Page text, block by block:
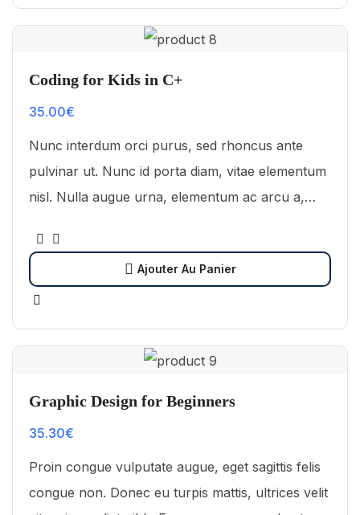
Coding for Kids in C+
35.00€
Nunc interdum orci purus, sed rhoncus ante
pulvinar ut. Nunc id porta diam, vitae elementum
nisl. Nulla augue urna, elementum ac arcu a,
Ajouter Au Panier
Graphic Design for Beginners
35.30€
Proin congue vulputate augue, eget sagittis felis
congue non. Donec eu turpis mattis, ultrices velit